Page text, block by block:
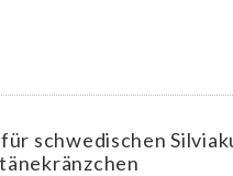
schwedischen